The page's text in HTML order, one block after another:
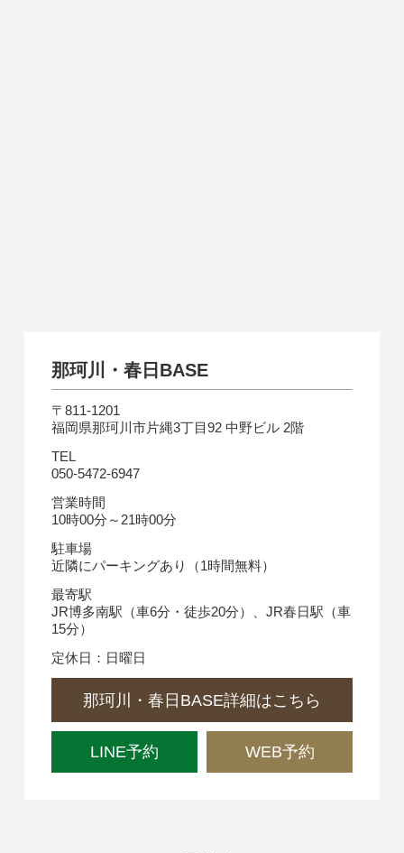
那珂川・春日BASE
〒811-1201
福岡県那珂川市片縄3丁目92 中野ビル 2階
TEL
050-5472-6947
営業時間
10時00分～21時00分
駐車場
近隣にパーキングあり（1時間無料）
最寄駅
JR博多南駅（車6分・徒歩20分）、JR春日駅（車
15分）
定休日：日曜日
那珂川・春日BASE詳細はこちら
LINE予約 WEB予約